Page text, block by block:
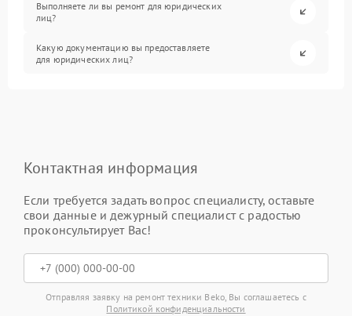
Выполняете ли вы ремонт для юридических
лиц?
Какую документацию вы предоставляете
для юридических лиц?
Контактная информация
Если требуется задать вопрос специалисту, оставьте
свои данные и дежурный специалист с радостью
проконсультирует Вас!
Отправляя заявку на ремонт техники Beko, Вы соглашаетесь с
Политикой конфиденциальности